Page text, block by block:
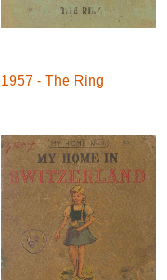
1957 - The Ring